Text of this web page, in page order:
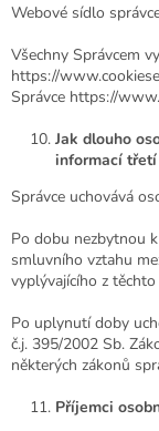
Webové sídlo
Všechny Správcem
https://
Správce https://
Jak dlouho
informací
Správce uchovává
Po dobu nezbytnou
smluvního vztahu
vyplývajícího z
Po uplynutí doby
č.j. 395/2002 Sb.
některých zákonů
Příjemci